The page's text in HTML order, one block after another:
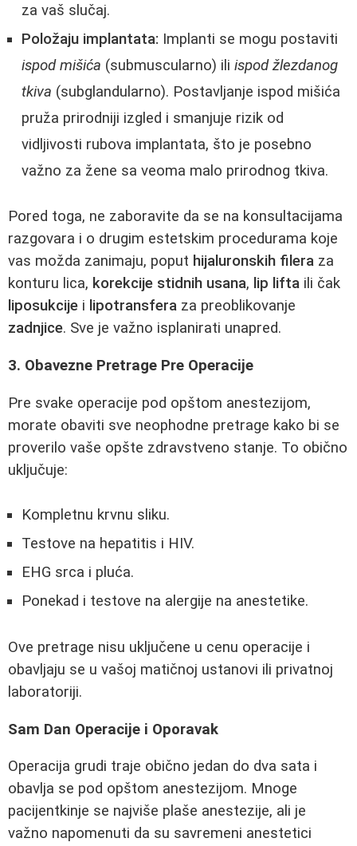
za vaš slučaj.
Položaju implantata: Implanti se mogu postaviti
ispod mišića (submuscularno) ili ispod žlezdanog
tkiva (subglandularno). Postavljanje ispod mišića
pruža prirodniji izgled i smanjuje rizik od
vidljivosti rubova implantata, što je posebno
važno za žene sa veoma malo prirodnog tkiva.
Pored toga, ne zaboravite da se na konsultacijama
razgovara i o drugim estetskim procedurama koje
vas možda zanimaju, poput hijaluronskih filera za
konturu lica, korekcije stidnih usana, lip lifta ili čak
liposukcije i lipotransfera za preoblikovanje
zadnjice. Sve je važno isplanirati unapred.
3. Obavezne Pretrage Pre Operacije
Pre svake operacije pod opštom anestezijom,
morate obaviti sve neophodne pretrage kako bi se
proverilo vaše opšte zdravstveno stanje. To obično
uključuje:
Kompletnu krvnu sliku.
Testove na hepatitis i HIV.
EHG srca i pluća.
Ponekad i testove na alergije na anestetike.
Ove pretrage nisu uključene u cenu operacije i
obavljaju se u vašoj matičnoj ustanovi ili privatnoj
laboratoriji.
Sam Dan Operacije i Oporavak
Operacija grudi traje obično jedan do dva sata i
obavlja se pod opštom anestezijom. Mnoge
pacijentkinje se najviše plaše anestezije, ali je
važno napomenuti da su savremeni anestetici